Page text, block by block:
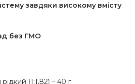
завдяки високому вмісту
без ГМО
(1:1,82) – 40 г